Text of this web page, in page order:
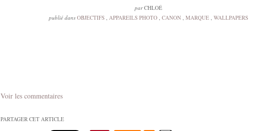
parCHLOÉ
publié dans OBJECTIFS , APPAREILS PHOTO , CANON , MARQUE , WALLPAPERS
Voir les commentaires
PARTAGER CET ARTICLE